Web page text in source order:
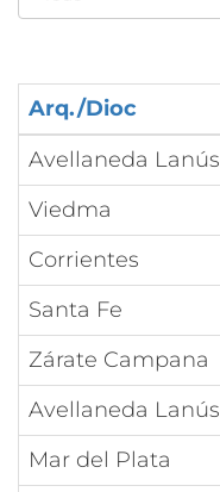
Arq./Dioc
Avellaneda Lanús
Viedma
Corrientes
Santa Fe
Zárate Campana
Avellaneda Lanús
Mar del Plata